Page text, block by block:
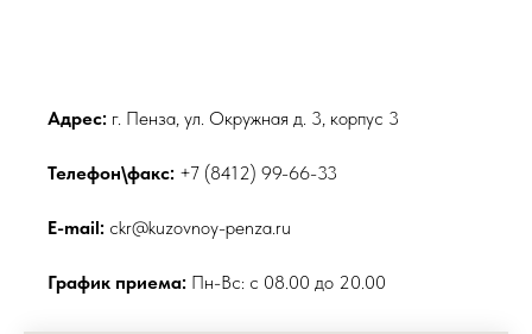
Адрес: г. Пенза, ул. Окружная д. 3, корпус 3
Телефон\факс: +7 (8412) 99-66-33
E-mail: ckr@kuzovnoy-penza.ru
График приема: Пн-Вс: с 08.00 до 20.00